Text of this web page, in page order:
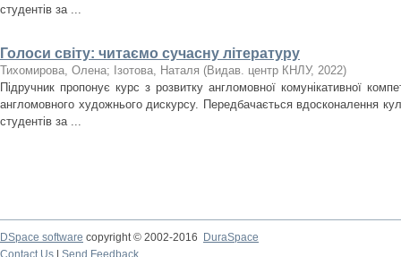
студентів за ...
Голоси світу: читаємо сучасну літературу
Тихомирова, Олена; Ізотова, Наталя (Видав. центр КНЛУ, 2022)
Підручник пропонує курс з розвитку англомовної комунікативної
англомовного художнього дискурсу. Передбачається вдосконалення
студентів за ...
DSpace software copyright © 2002-2016
DuraSpace
Contact Us
Send Feedback